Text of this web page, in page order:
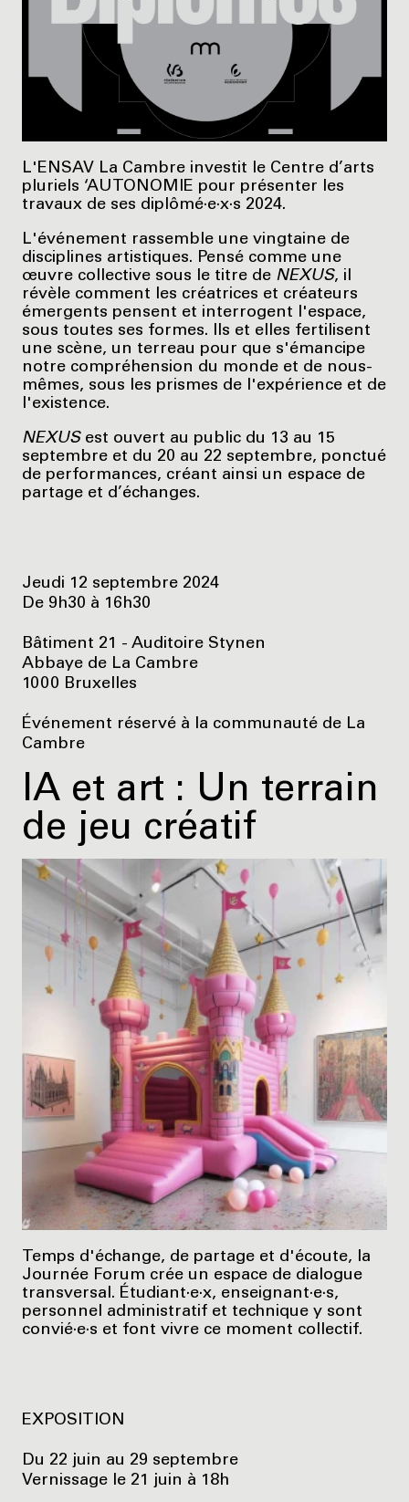
L'ENSAV La Cambre investit le Centre d’arts
pluriels ‘AUTONOMIE pour présenter les
travaux de ses diplômé·e·x·s 2024.
L'événement rassemble une vingtaine de
disciplines artistiques. Pensé comme une
œuvre collective sous le titre de NEXUS, il
révèle comment les créatrices et créateurs
émergents pensent et interrogent l'espace,
sous toutes ses formes. Ils et elles fertilisent
une scène, un terreau pour que s'émancipe
notre compréhension du monde et de nous-
mêmes, sous les prismes de l'expérience et de
l'existence.
NEXUSest ouvert au public du 13 au 15
septembre et du 20 au 22 septembre, ponctué
de performances, créant ainsi un espace de
partage et d’échanges.
Jeudi 12 septembre 2024
De 9h30 à 16h30
Bâtiment 21 - Auditoire Stynen
Abbaye de La Cambre
1000 Bruxelles
Événement réservé à la communauté de La
Cambre
IA et art : Un terrain
de jeu créatif
Temps d'échange, de partage et d'écoute, la
Journée Forum crée un espace de dialogue
transversal. Étudiant·e·x, enseignant·e·s,
personnel administratif et technique y sont
convié·e·s et font vivre ce moment collectif.
EXPOSITION
Du 22 juin au 29 septembre
Vernissage le 21 juin à 18h